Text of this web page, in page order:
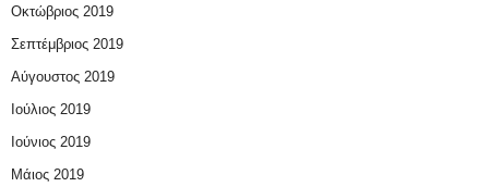
Οκτώβριος 2019
Σεπτέμβριος 2019
Αύγουστος 2019
Ιούλιος 2019
Ιούνιος 2019
Μάιος 2019